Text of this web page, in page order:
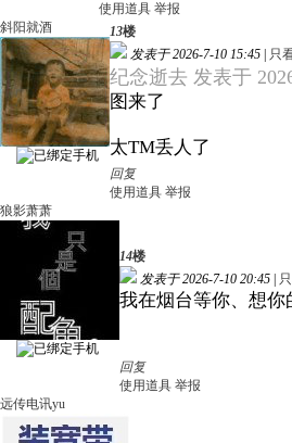
使用道具 举报
斜阳就酒
13楼
发表于 2026-7-10 15:45
只
纪念逝去 发表于
图来了
太TM丢人了
回复
使用道具 举报
狼影萧萧
14楼
发表于 2026-7-10 20:45
我在烟台等你、想
回复
使用道具 举报
远传电讯yu